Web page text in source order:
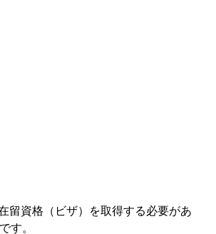
留資格（ビザ）を取得する必要があ
す。